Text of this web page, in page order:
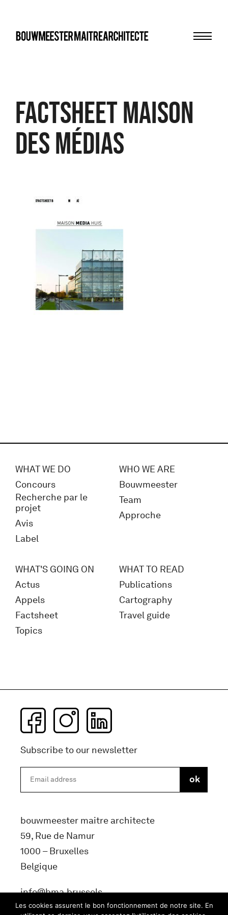
FACTSHEET Maison
des Médias
WHAT WE DO
Concours
Recherche par le
projet
Avis
Label
WHO WE ARE
Bouwmeester
Team
Approche
WHAT'S GOING ON
Actus
Appels
Factsheet
Topics
WHAT TO READ
Publications
Cartography
Travel guide
Subscribe to our newsletter
bouwmeester maitre architecte
59, Rue de Namur
1000 – Bruxelles
Belgique
info@bma.brussels
Les cookies assurent le bon fonctionnement de notre site. En